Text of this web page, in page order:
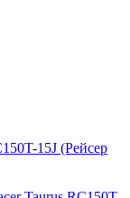
15J (Рейсер